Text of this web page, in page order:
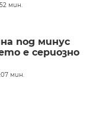
мин.
под минус
е сериозно
мин.